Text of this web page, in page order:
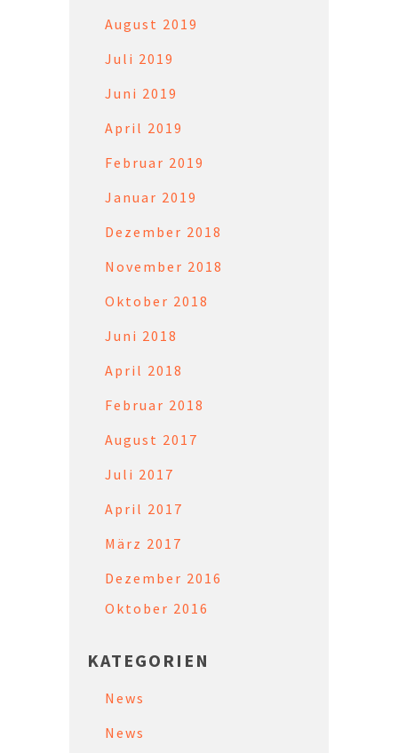
August 2019
Juli 2019
Juni 2019
April 2019
Februar 2019
Januar 2019
Dezember 2018
November 2018
Oktober 2018
Juni 2018
April 2018
Februar 2018
August 2017
Juli 2017
April 2017
März 2017
Dezember 2016
Oktober 2016
KATEGORIEN
News
News